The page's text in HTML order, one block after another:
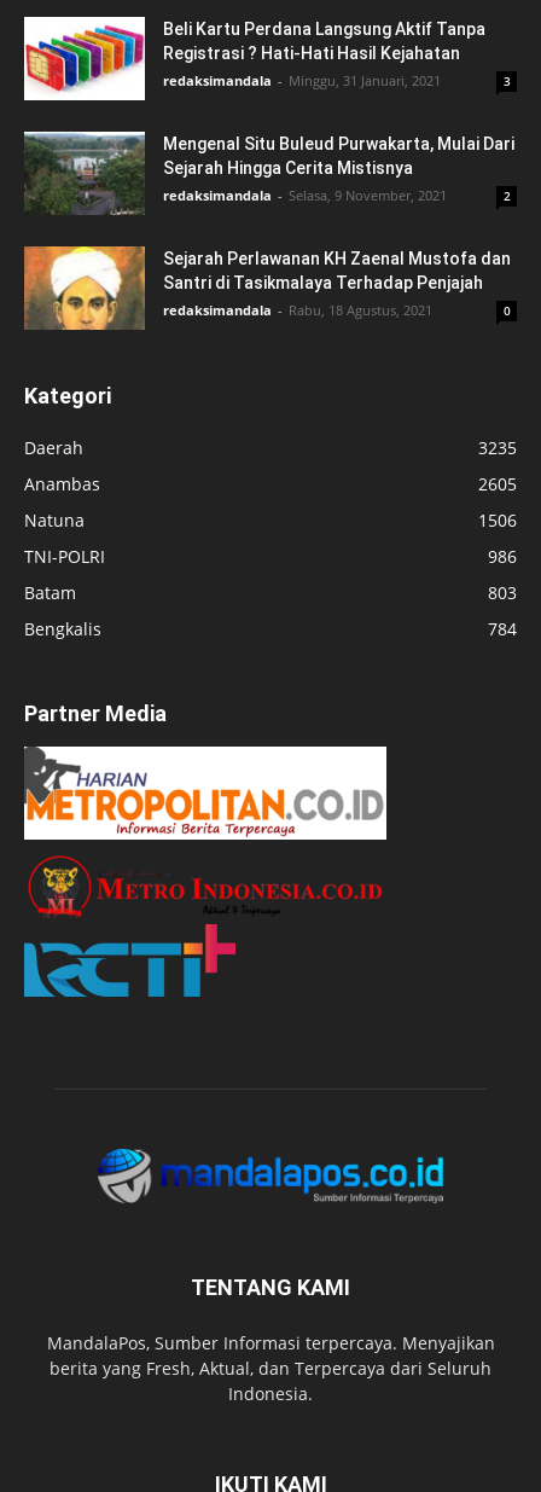
Beli Kartu Perdana Langsung Aktif Tanpa
Registrasi ? Hati-Hati Hasil Kejahatan
redaksimandala - Minggu, 31 Januari, 2021 3
Mengenal Situ Buleud Purwakarta, Mulai Dari
Sejarah Hingga Cerita Mistisnya
redaksimandala - Selasa, 9 November, 2021 2
Sejarah Perlawanan KH Zaenal Mustofa dan
Santri di Tasikmalaya Terhadap Penjajah
redaksimandala - Rabu, 18 Agustus, 2021 0
Kategori
Daerah
3235
Anambas
2605
Natuna
1506
TNI-POLRI
986
Batam
803
Bengkalis
784
Partner Media
TENTANG KAMI
MandalaPos, Sumber Informasi terpercaya. Menyajikan
berita yang Fresh, Aktual, dan Terpercaya dari Seluruh
Indonesia.
IKUTI KAMI